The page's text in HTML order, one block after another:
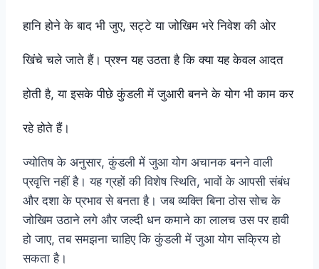
हानि होने के बाद भी जुए, सट्टे या जोखिम भरे निवेश की ओर
खिंचे चले जाते हैं। प्रश्न यह उठता है कि क्या यह केवल आदत
होती है, या इसके पीछे कुंडली में जुआरी बनने के योग भी काम कर
रहे होते हैं।
ज्योतिष के अनुसार, कुंडली में जुआ योग अचानक बनने वाली
प्रवृत्ति नहीं है। यह ग्रहों की विशेष स्थिति, भावों के आपसी संबंध
और दशा के प्रभाव से बनता है। जब व्यक्ति बिना ठोस सोच के
जोखिम उठाने लगे और जल्दी धन कमाने का लालच उस पर हावी
हो जाए, तब समझना चाहिए कि कुंडली में जुआ योग सक्रिय हो
सकता है।